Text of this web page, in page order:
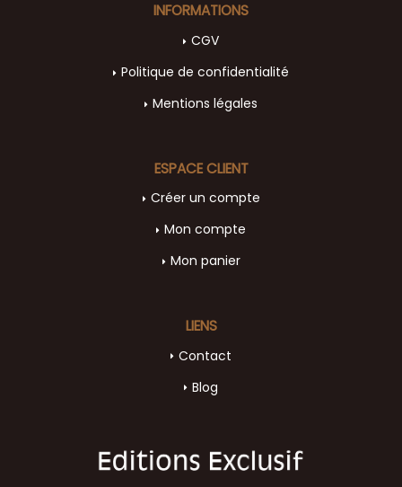
INFORMATIONS
CGV
Politique de confidentialité
Mentions légales
LIENS
Contact
Blog
ESPACE CLIENT
Créer un compte
Mon compte
Mon panier